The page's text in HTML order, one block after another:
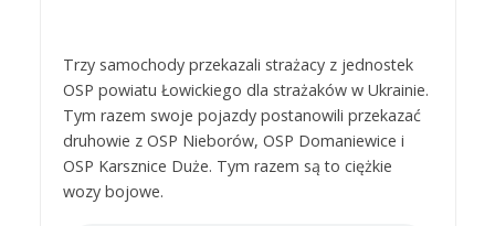
Trzy samochody przekazali strażacy z jednostek
OSP powiatu Łowickiego dla strażaków w Ukrainie.
Tym razem swoje pojazdy postanowili przekazać
druhowie z OSP Nieborów, OSP Domaniewice i
OSP Karsznice Duże. Tym razem są to ciężkie
wozy bojowe.